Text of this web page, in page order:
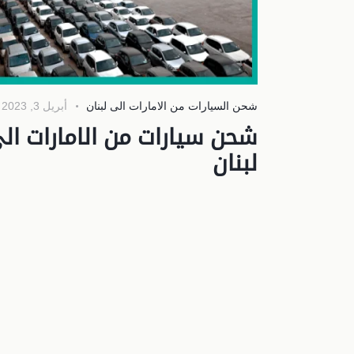
شحن السيارات من الامارات الى لبنان أبريل 3, 2023
شحن سيارات من الامارات
لبنان